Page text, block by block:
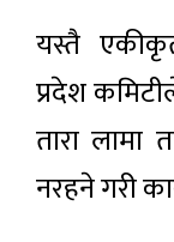
यस्तै
प्रदेश
तारा लामा
नरहने गरी